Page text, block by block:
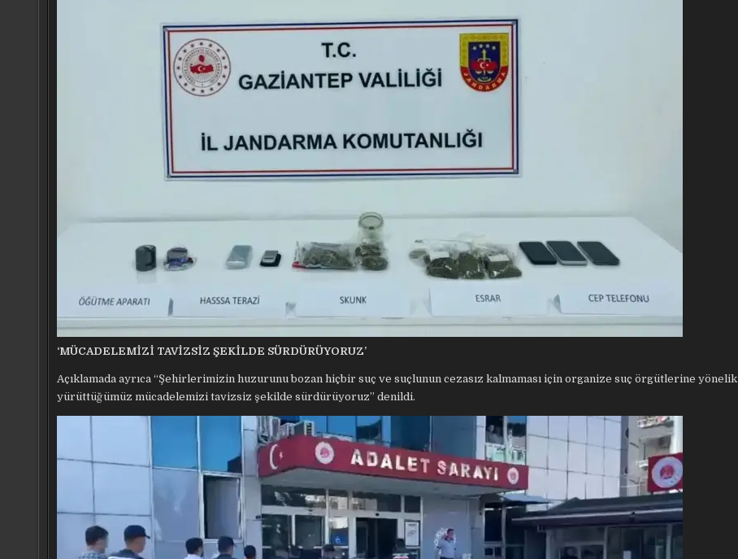
‘MÜCADELEMİZİ TAVİZSİZ ŞEKİLDE SÜRDÜRÜYORUZ’
Açıklamada ayrıca “Şehirlerimizin huzurunu bozan hiçbir suç ve suçlunun cezasız kalmaması için organize suç örgütlerine yönelik
yürüttüğümüz mücadelemizi tavizsiz şekilde sürdürüyoruz” denildi.